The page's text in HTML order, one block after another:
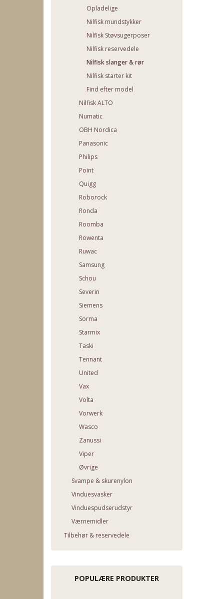
Opladelige
Nilfisk mundstykker
Nilfisk Støvsugerposer
Nilfisk reservedele
Nilfisk slanger & rør
Nilfisk starter kit
Find efter model
Nilfisk ALTO
Numatic
OBH Nordica
Panasonic
Philips
Point
Quigg
Roborock
Ronda
Roomba
Rowenta
Ruwac
Samsung
Schou
Severin
Siemens
Sorma
Starmix
Taski
Tennant
United
Vax
Volta
Vorwerk
Wasco
Zanussi
Viper
Øvrige
Svampe & skurenylon
Vinduesvasker
Vinduespudserudstyr
Værnemidler
Tilbehør & reservedele
POPULÆRE PRODUKTER